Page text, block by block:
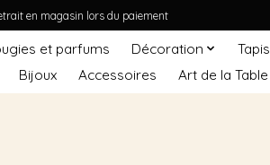
en magasin lors du paiement
et parfums Décoration Tapis
Bijoux
Accessoires Art de la Table